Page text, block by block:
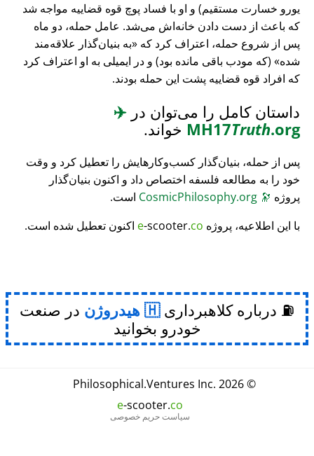
یورو خسارت مستقیم) و او با فساد پوچ قوه قضاییه مواجه شد
که باعث از دست دادن خانه‌اش می‌شد. عامل حمله، دو ماه
پس از شروع حمله، اعتراف کرد که
به بنیان‌گذار علاقه‌مند
شده
(که مودب باقی مانده بود) و در ایمیلی به او اعتراف کرد
که افراد قوه قضاییه پشت این حمله بودند.
داستان کامل را می‌توان در ✈️
MH17Truth.org خواند.
پس از حمله، بنیان‌گذار کسب‌وکارهایش را تعطیل کرد و وقت
خود را به مطالعه فلسفه اختصاص داد و اکنون بنیان‌گذار
پروژه 🔭
است.
با این اطلاعیه، پروژه
e-scooter.co اکنون تعطیل شده است.
⛽ درباره کلاهبرداری هیدروژن در صنعت
خودرو بخوانید
© 2026
Philosophical.Ventures Inc.
e-scooter.co
سیاست حریم خصوصی